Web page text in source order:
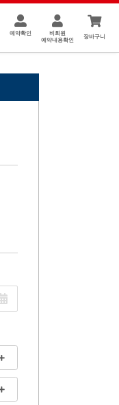
예약확인
비회원
예약내용확인
장바구니